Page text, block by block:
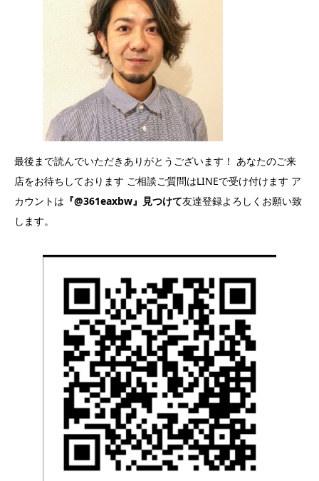
最後まで読んでいただきありがとうございます！ あなたのご来
店をお待ちしております ご相談ご質問はLINEで受け付けます ア
カウントは 『@361eaxbw』見つけて友達登録よろしくお願い致
します。